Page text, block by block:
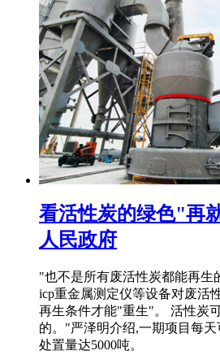
看活性炭的绿色"再
人民政府
"也不是所有废活性炭都能再生
icp重金属测定仪等设备对废活
再生条件才能"重生"。 活性炭
的。"严泽明介绍,一期项目每
处置量达5000吨。